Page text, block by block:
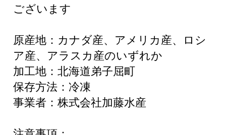
ございます
原産地：カナダ産、アメリカ産、ロシ
ア産、アラスカ産のいずれか
加工地：北海道弟子屈町
保存方法：冷凍
事業者：株式会社加藤水産